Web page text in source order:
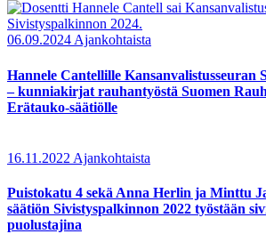
06.09.2024Ajankohtaista
Hannele Cantellille Kansanvalistusseuran
– kunniakirjat rauhantyöstä Suomen
Erätauko-säätiölle
16.11.2022 Ajankohtaista
Puistokatu 4 sekä Anna Herlin ja Minttu
säätiön Sivistyspalkinnon 2022 työstään
puolustajina